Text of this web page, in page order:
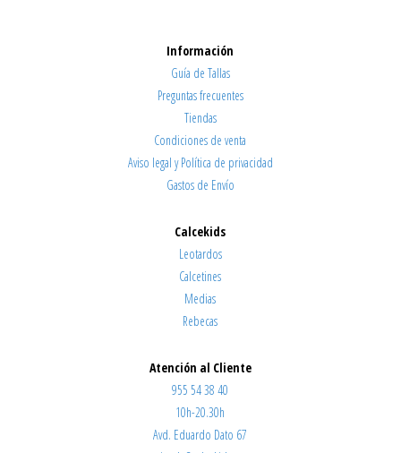
Información
Guía de Tallas
Preguntas frecuentes
Tiendas
Condiciones de venta
Aviso legal y Política de privacidad
Gastos de Envío
Calcekids
Leotardos
Calcetines
Medias
Rebecas
Atención al Cliente
955 54 38 40
10h-20.30h
Avd. Eduardo Dato 67